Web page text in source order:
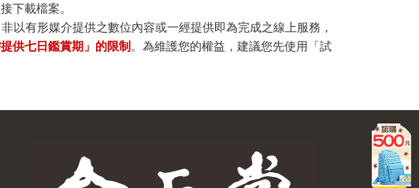
下載檔案。
以有形媒介提供之數位內容或一經提供即為完成之線上服務，
供七日鑑賞期」的限制 。為維護您的權益，建議您先使用「試